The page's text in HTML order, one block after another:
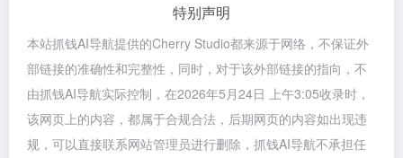
特别声明
本站抓钱AI导航提供的Cherry Studio都来源于网络，不保证外
部链接的准确性和完整性，同时，对于该外部链接的指向，不
由抓钱AI导航实际控制，在2026年5月24日 上午3:05收录时，
该网页上的内容，都属于合规合法，后期网页的内容如出现违
规，可以直接联系网站管理员进行删除，抓钱AI导航不承担任